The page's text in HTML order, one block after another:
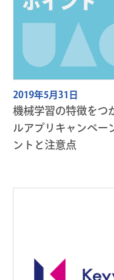
2019年5月31日
機械学習の特徴をつ
ルアプリキャンペー
ントと注意点